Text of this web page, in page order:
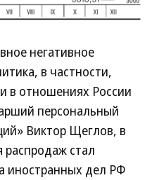
негативное
в частности,
в отношениях России
персональный
Виктор Щеглов, в
стал
иностранных дел РФ